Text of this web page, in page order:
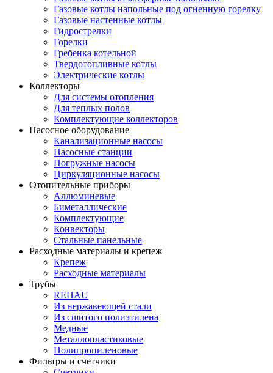
Газовые котлы напольные под огненную горелку
Газовые настенные котлы
Гидрострелки
Горелки
Гребенка котельной
Твердотопливные котлы
Электрические котлы
Коллекторы
Для системы отопления
Для теплых полов
Комплектующие коллекторов
Насосное оборудование
Канализационные насосы
Насосные станции
Погружные насосы
Циркуляционные насосы
Отопительные приборы
Аллюминевые
Биметаллические
Комплектующие
Конвекторы
Стальные панельные
Расходные материалы и крепеж
Крепеж
Расходные материалы
Трубы
REHAU
Из нержавеющей стали
Из сшитого полиэтилена
Медные
Металлопластиковые
Полипропиленовые
Фильтры и счетчики